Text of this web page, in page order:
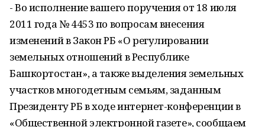
- Во исполнение вашего поручения от 18 июля
2011 года № 4453 по вопросам внесения
изменений в Закон РБ «О регулировании
земельных отношений в Республике
Башкортостан», а также выделения земельных
участков многодетным семьям, заданным
Президенту РБ в ходе интернет-конференции в
«Общественной электронной газете», сообщаем